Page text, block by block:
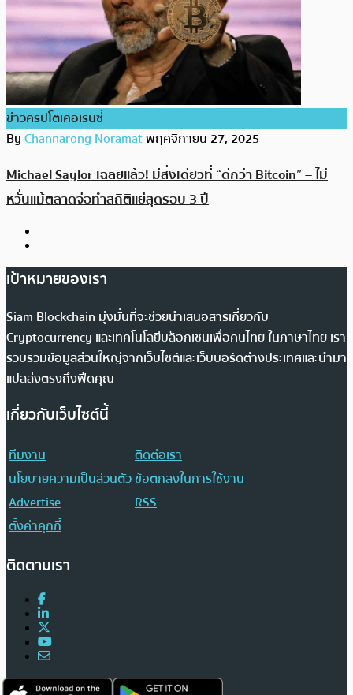
ข่าวคริปโตเคอเรนซี่
ByChannarong Noramatพฤศจิกายน 27, 2025
Michael Saylor เฉลยแล้ว! มีสิ่งเดียวที่ “ดีกว่า Bitcoin” – ไม่
หวั่นแม้ตลาดจ่อทำสถิติแย่สุดรอบ 3 ปี
เป้าหมายของเรา
Siam Blockchain มุ่งมั่นที่จะช่วยนำเสนอสารเกี่ยวกับ
Cryptocurrency และเทคโนโลยีบล็อกเชนเพื่อคนไทย ในภาษาไทย เรา
รวบรวมข้อมูลส่วนใหญ่จากเว็บไซต์และเว็บบอร์ดต่างประเทศและนำมา
แปลส่งตรงถึงฟีดคุณ
เกี่ยวกับเว็บไซต์นี้
ทีมงาน
ติดต่อเรา
นโยบายความเป็นส่วนตัวข้อตกลงในการใช้งาน
Advertise
RSS
ตั้งค่าคุกกี้
ติดตามเรา